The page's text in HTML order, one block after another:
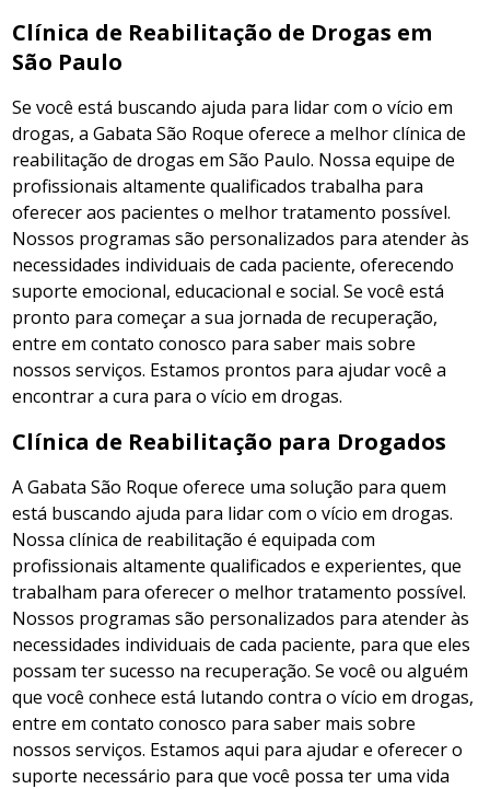
Clínica de Reabilitação de Drogas em
São Paulo
Se você está buscando ajuda para lidar com o vício em
drogas, a Gabata São Roque oferece a melhor clínica de
reabilitação de drogas em São Paulo. Nossa equipe de
profissionais altamente qualificados trabalha para
oferecer aos pacientes o melhor tratamento possível.
Nossos programas são personalizados para atender às
necessidades individuais de cada paciente, oferecendo
suporte emocional, educacional e social. Se você está
pronto para começar a sua jornada de recuperação,
entre em contato conosco para saber mais sobre
nossos serviços. Estamos prontos para ajudar você a
encontrar a cura para o vício em drogas.
Clínica de Reabilitação para Drogados
A Gabata São Roque oferece uma solução para quem
está buscando ajuda para lidar com o vício em drogas.
Nossa clínica de reabilitação é equipada com
profissionais altamente qualificados e experientes, que
trabalham para oferecer o melhor tratamento possível.
Nossos programas são personalizados para atender às
necessidades individuais de cada paciente, para que eles
possam ter sucesso na recuperação. Se você ou alguém
que você conhece está lutando contra o vício em drogas,
entre em contato conosco para saber mais sobre
nossos serviços. Estamos aqui para ajudar e oferecer o
suporte necessário para que você possa ter uma vida